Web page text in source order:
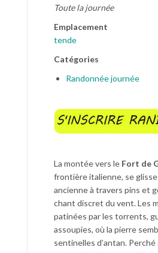
Toute la journée
Emplacement
tende
Catégories
Randonnée journée
La montée vers le Fort de
frontière italienne, se
ancienne à travers pins et
chant discret du vent. Les
patinées par les torrents,
assoupies, où la pierre
sentinelles d’antan.